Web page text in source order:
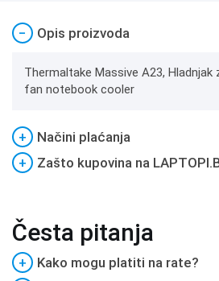
− Opis proizvoda
Thermaltake Massive A23,
fan notebook cooler
+
Načini plaćanja
+
Zašto kupovina na
Česta pitanja
+
Kako mogu platiti na rate?